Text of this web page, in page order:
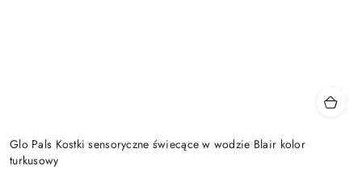
Glo Pals Kostki sensoryczne świecące w wodzie Blair kolor
turkusowy